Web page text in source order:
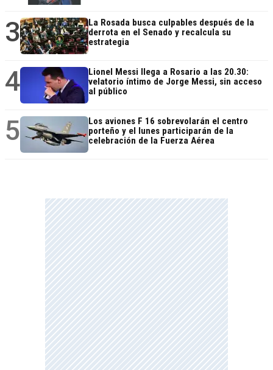
3
La Rosada busca culpables después de la
derrota en el Senado y recalcula su
estrategia
4
Lionel Messi llega a Rosario a las 20.30:
velatorio íntimo de Jorge Messi, sin acceso
al público
5
Los aviones F 16 sobrevolarán el centro
porteño y el lunes participarán de la
celebración de la Fuerza Aérea